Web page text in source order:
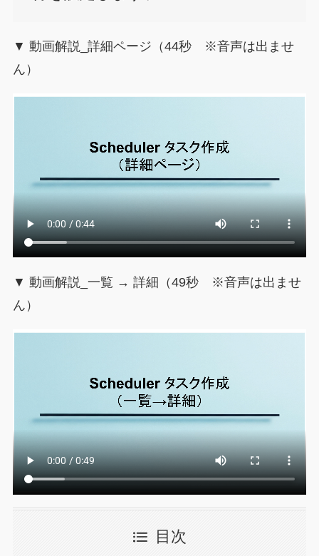
▼ 動画解説_詳細ページ（44秒 ※音声は出ませ
ん）
▼ 動画解説_一覧 → 詳細（49秒 ※音声は出ませ
ん）
目次